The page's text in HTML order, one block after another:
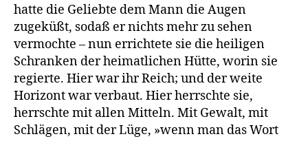
hatte die Geliebte dem Mann die Augen
zugeküßt, sodaß er nichts mehr zu sehen
vermochte – nun errichtete sie die heiligen
Schranken der heimatlichen Hütte, worin sie
regierte. Hier war ihr Reich; und der weite
Horizont war verbaut. Hier herrschte sie,
herrschte mit allen Mitteln. Mit Gewalt, mit
Schlägen, mit der Lüge, »wenn man das Wort